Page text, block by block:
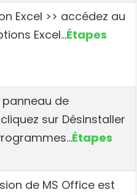
Excel >> accédez au
Excel…Étapes
panneau de
sur Désinstaller
Étapes
de MS Office est